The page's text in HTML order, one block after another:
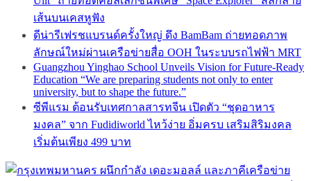
เส้นบนเคสหูฟัง
ดีน่ารีเฟรชแบรนด์ครั้งใหญ่ ดึง BamBam ถ่ายทอดภาพ
ลักษณ์ใหม่ผ่านเครือข่ายสื่อ OOH ในระบบรถไฟฟ้า MRT
Guangzhou Yinghao School Unveils Vision for Future-Ready
Education “We are preparing students not only to enter
university, but to shape the future.”
ซีพีแรม ต้อนรับเทศกาลสารทจีน เปิดตัว “ชุดอาหาร
มงคล” จาก Fudidiworld ไหว้ง่าย อิ่มครบ เสริมสิริมงคล
เริ่มต้นเพียง 499 บาท